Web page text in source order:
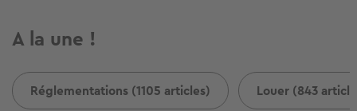
A la une !
Réglementations (1105 articles) Louer (843